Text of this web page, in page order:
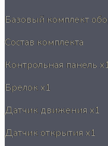
Базовый комплект
Состав комплекта
Контрольная панель
Брелокx1
Датчик движения x1
Датчик открытия x1